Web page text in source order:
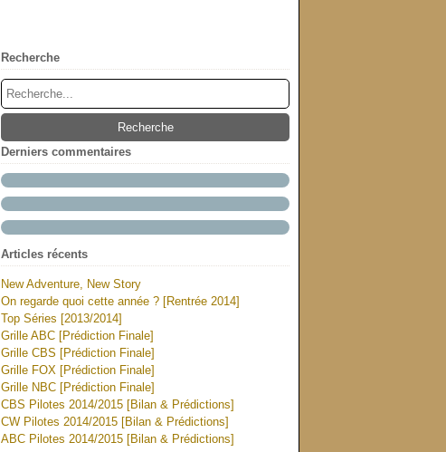
Recherche
Derniers commentaires
Articles récents
New Adventure, New Story
On regarde quoi cette année ? [Rentrée 2014]
Top Séries [2013/2014]
Grille ABC [Prédiction Finale]
Grille CBS [Prédiction Finale]
Grille FOX [Prédiction Finale]
Grille NBC [Prédiction Finale]
CBS Pilotes 2014/2015 [Bilan & Prédictions]
CW Pilotes 2014/2015 [Bilan & Prédictions]
ABC Pilotes 2014/2015 [Bilan & Prédictions]